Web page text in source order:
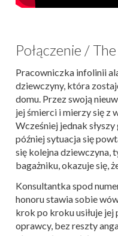
Połączenie /
Pracowniczka infolinii
dziewczyny, która
domu. Przez swoją
jej śmierci i mierzy się z
Wcześniej jednak
później sytuacja się
się kolejna dziewczyna,
bagażniku, okazuje się,
Konsultantka spod
honoru stawia sobie
krok po kroku usiłuje jej
oprawcy, bez reszty